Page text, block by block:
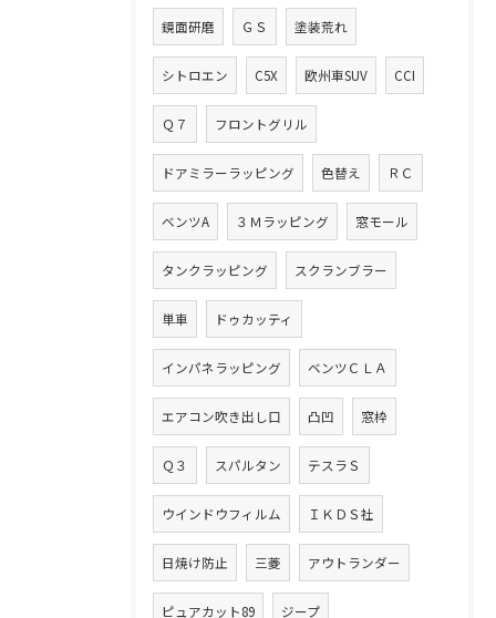
鏡面研磨 ＧＳ 塗装荒れ
シトロエン C5X 欧州車SUV CCI
Ｑ７ フロントグリル
ドアミラーラッピング 色替え ＲＣ
ベンツA ３Ｍラッピング 窓モール
タンクラッピング スクランブラー
単車 ドゥカッティ
インパネラッピング ベンツＣＬＡ
エアコン吹き出し口 凸凹 窓枠
Ｑ３ スパルタン テスラＳ
ウインドウフィルム ＩＫＤＳ社
日焼け防止 三菱 アウトランダー
ピュアカット89 ジープ